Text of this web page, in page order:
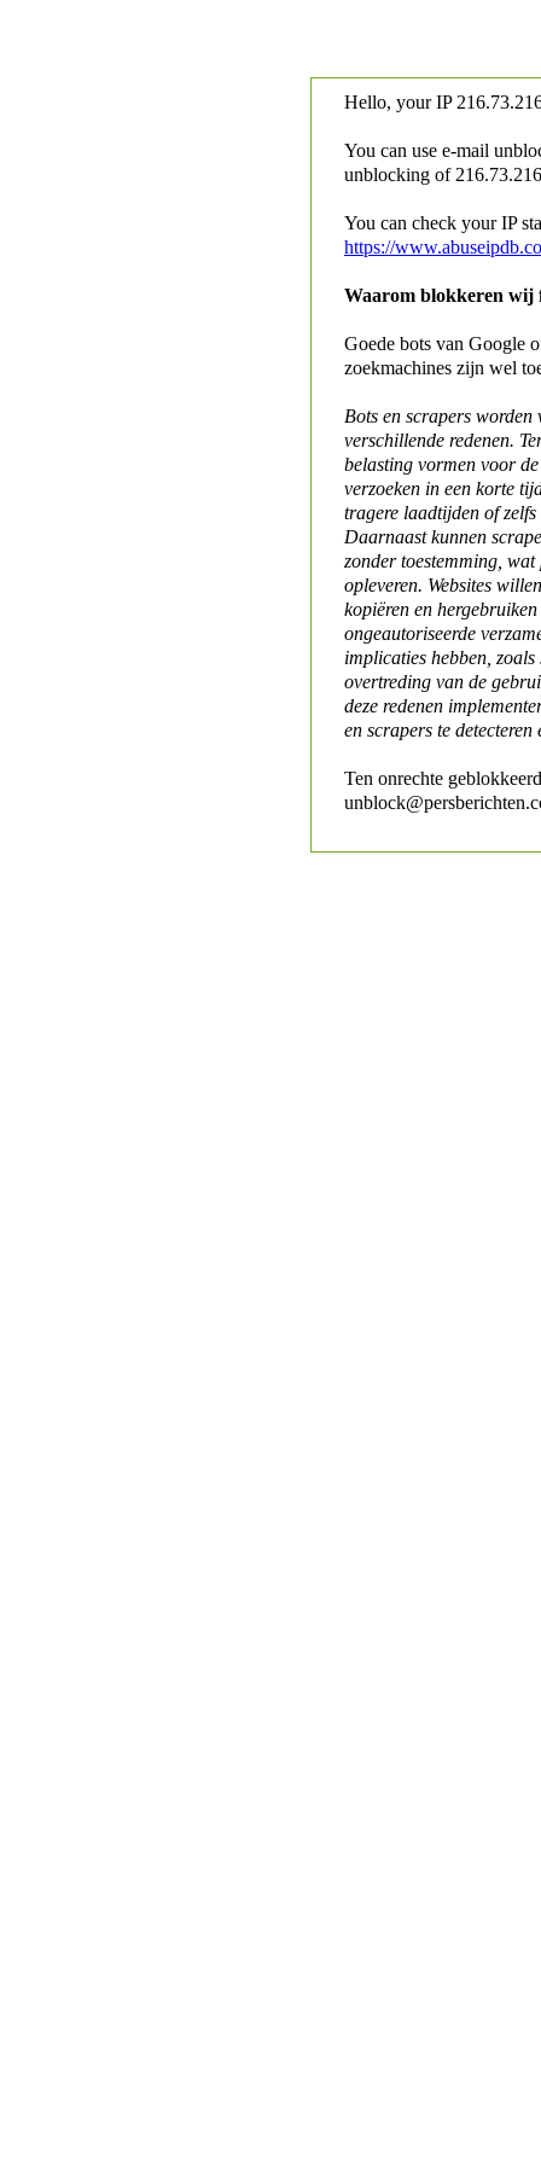
Hello, your IP
You can use e-mail
unblocking of
You can check your IP
https://
Waarom blokkeren wij
Goede bots van Google
zoekmachines zijn wel
Bots en scrapers worden
verschillende redenen.
belasting vormen voor
verzoeken in een korte
tragere laadtijden of
Daarnaast kunnen
zonder toestemming,
opleveren. Websites
kopiëren en
ongeautoriseerde
implicaties hebben,
overtreding van de
deze redenen
en scrapers te detecteren
Ten onrechte